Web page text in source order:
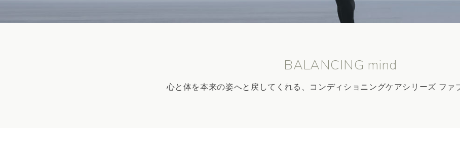
BALANCING mind
心と体を本来の姿へと戻してくれる、コンディショニングケアシリーズ ファ